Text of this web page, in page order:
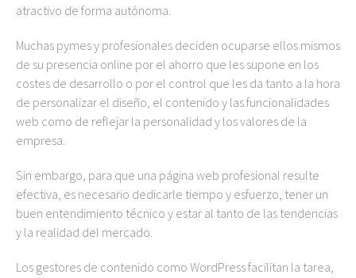
atractivo de forma autónoma.
Muchas pymes y profesionales deciden ocuparse ellos mismos
de su presencia online por el ahorro que les supone en los
costes de desarrollo o por el control que les da tanto a la hora
de personalizar el diseño, el contenido y las funcionalidades
web como de reflejar la personalidad y los valores de la
empresa.
Sin embargo, para que una página web profesional resulte
efectiva, es necesario dedicarle tiempo y esfuerzo, tener un
buen entendimiento técnico y estar al tanto de las tendencias
y la realidad del mercado.
Los gestores de contenido como WordPress facilitan la tarea,